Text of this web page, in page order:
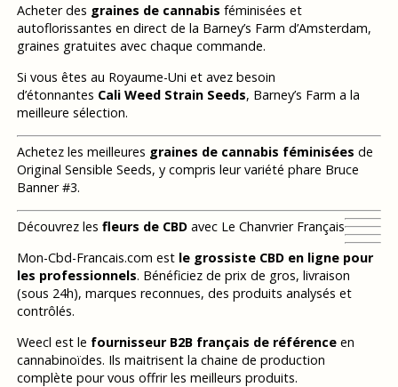
Acheter des graines de cannabis féminisées et
autoflorissantes en direct de la Barney’s Farm d’Amsterdam,
graines gratuites avec chaque commande.
Si vous êtes au Royaume-Uni et avez besoin
d’étonnantes Cali Weed Strain Seeds, Barney’s Farm a la
meilleure sélection.
Achetez les meilleures graines de cannabis féminisées de
Original Sensible Seeds, y compris leur variété phare Bruce
Banner #3.
Découvrez les fleurs de CBDavec Le Chanvrier Français
Mon-Cbd-Francais.com est le grossiste CBD en ligne pour
les professionnels. Bénéficiez de prix de gros, livraison
(sous 24h), marques reconnues, des produits analysés et
contrôlés.
Weecl est le fournisseur B2B français de référenceen
cannabinoïdes. Ils maitrisent la chaine de production
complète pour vous offrir les meilleurs produits.